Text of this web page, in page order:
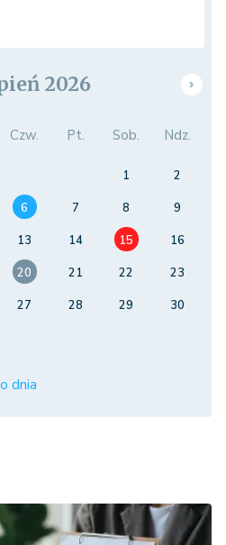
2026
Czw. Pt. Sob. Ndz.
1
2
6 7 8
9
13 14 15
16
20 21 22
23
27 28 29
30
dnia